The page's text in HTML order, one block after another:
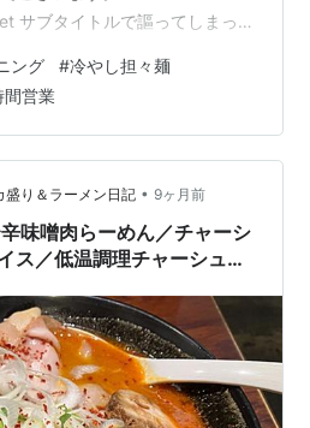
サブタイトルで謳ってしまって
す。 毎年真夏を迎える前のこの
ているらしいこちらのメニュ
とができました‼️ ということ
具たっぷり冷やし担々麺＋大盛
ところ、アプリクーポン利用
ング #冷やし担々麺
間営業
盛り＆ラーメン日記 • 9ヶ月前
味噌肉らーめん／チャーシ
ス／低温調理チャーシュー
イニング〜